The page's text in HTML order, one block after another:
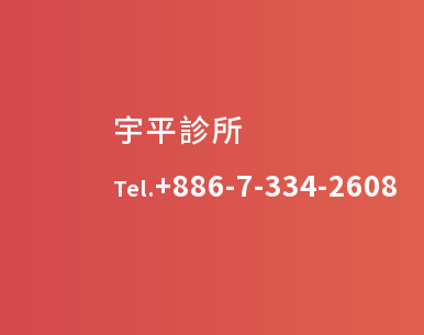
宇平診所
Tel.+886-7-334-2608